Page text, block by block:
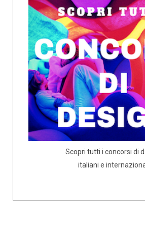
Scopri tutti i concorsi di
italiani e